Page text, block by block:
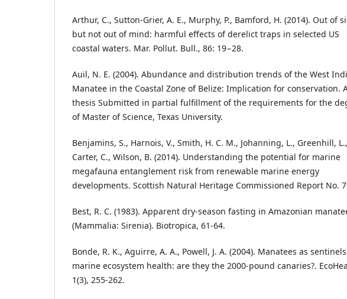
Arthur, C., Sutton-Grier, A. E., Murphy, P., Bamford, H. (2014). Out of
but not out of mind: harmful effects of derelict traps in selected US
coastal waters. Mar. Pollut. Bull., 86: 19−28.
Auil, N. E. (2004). Abundance and distribution trends of the West
Manatee in the Coastal Zone of Belize: Implication for conservation.
thesis Submitted in partial fulfillment of the requirements for the
of Master of Science, Texas University.
Benjamins, S., Harnois, V., Smith, H. C. M., Johanning, L., Greenhill, L.,
Carter, C., Wilson, B. (2014). Understanding the potential for marine
megafauna entanglement risk from renewable marine energy
developments. Scottish Natural Heritage Commissioned Report No.
Best, R. C. (1983). Apparent dry-season fasting in Amazonian
(Mammalia: Sirenia). Biotropica, 61-64.
Bonde, R. K., Aguirre, A. A., Powell, J. A. (2004). Manatees as
marine ecosystem health: are they the 2000-pound canaries?.
1(3), 255-262.